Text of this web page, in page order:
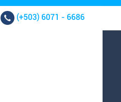
(+503) 6071 - 6686